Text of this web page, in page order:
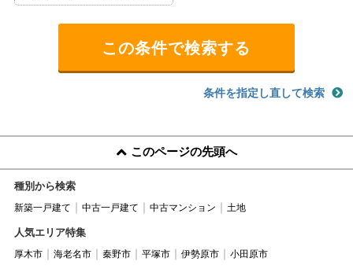
条件を指定し直して検索
このページの先頭へ
種別から検索
新築一戸建て 中古一戸建て 中古マンション 土地
人気エリア特集
厚木市 海老名市 秦野市 平塚市 伊勢原市 小田原市